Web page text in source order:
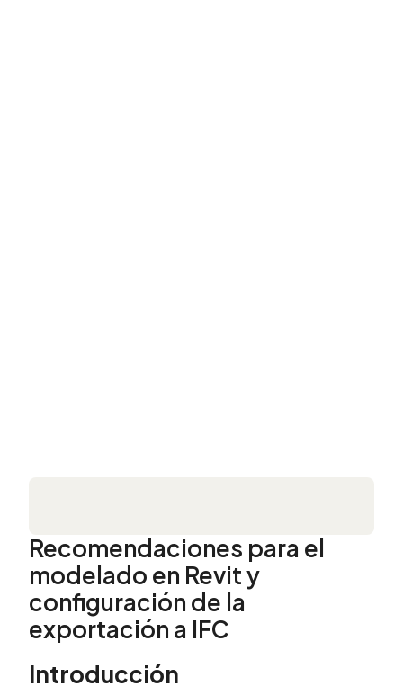
Recomendaciones para el
modelado en Revit y
configuración de la
exportación a IFC
Introducción